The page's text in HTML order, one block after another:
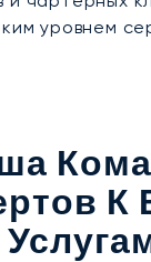
уровнем
К